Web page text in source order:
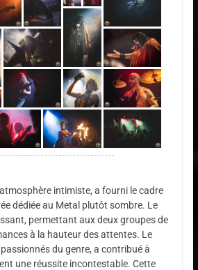
intimiste, a fourni le cadre
dédiée au Metal plutôt sombre. Le
permettant aux deux groupes de
à la hauteur des attentes. Le
du genre, a contribué à
une réussite incontestable. Cette